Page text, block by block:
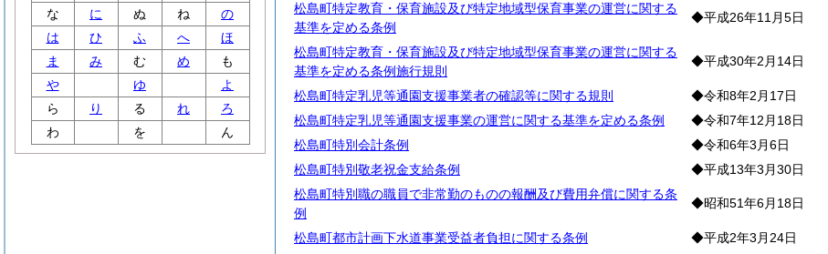
松島町特定教育・保育施設及び特定地域型保育事業の運営に関する
基準を定める条例
◆平成26年11月5日
松島町特定教育・保育施設及び特定地域型保育事業の運営に関する
基準を定める条例施行規則
◆平成30年2月14日
松島町特定乳児等通園支援事業者の確認等に関する規則 ◆令和8年2月17日
松島町特定乳児等通園支援事業の運営に関する基準を定める条例
◆令和7年12月18日
松島町特別会計条例
◆令和6年3月6日
松島町特別敬老祝金支給条例
◆平成13年3月30日
松島町特別職の職員で非常勤のものの報酬及び費用弁償に関する条
例
◆昭和51年6月18日
松島町都市計画下水道事業受益者負担に関する条例 ◆平成2年3月24日
な
に ぬ ね
の
は
ひ ふ へ
ほ
ま
み む め
も
や
ゆ
よ
ら
り る れ
ろ
わ
を ん